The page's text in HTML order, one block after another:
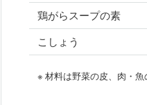
鶏がらスープの素
こしょう
※ 材料は野菜の皮、肉・